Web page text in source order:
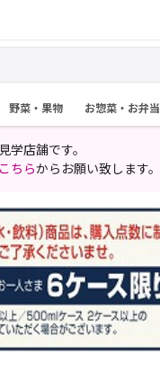
野菜・果物 お惣菜・お弁当
学店舗です。
ちらからお願い致します。